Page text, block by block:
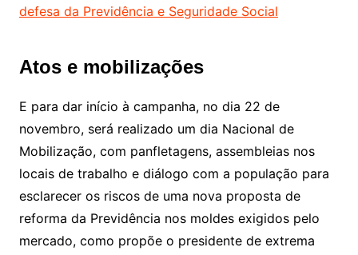
defesa da Previdência e Seguridade Social
Atos e mobilizações
E para dar início à campanha, no dia 22 de
novembro, será realizado um dia Nacional de
Mobilização, com panfletagens, assembleias nos
locais de trabalho e diálogo com a população para
esclarecer os riscos de uma nova proposta de
reforma da Previdência nos moldes exigidos pelo
mercado, como propõe o presidente de extrema